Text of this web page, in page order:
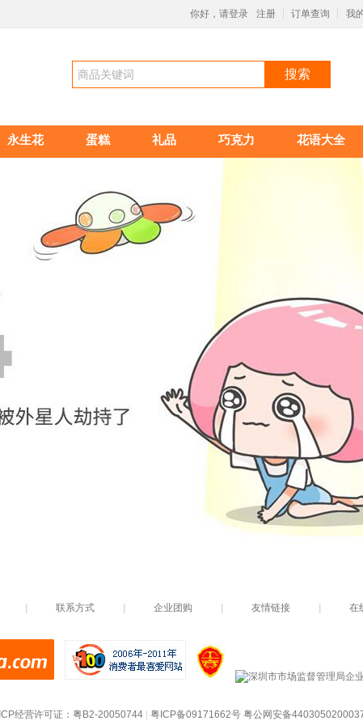
你好，请登录 注册 订单查询 我
搜索
永生花 蛋糕 礼品 巧克力 花语大全
联系方式 企业团购 友情链接 在
ICP经营许可证： 粤B2-20050744 粤ICP备09171662号 粤公网安备